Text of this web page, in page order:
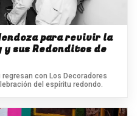
para revivir la
sus Redonditos de
regresan con Los Decoradores
del espíritu redondo.